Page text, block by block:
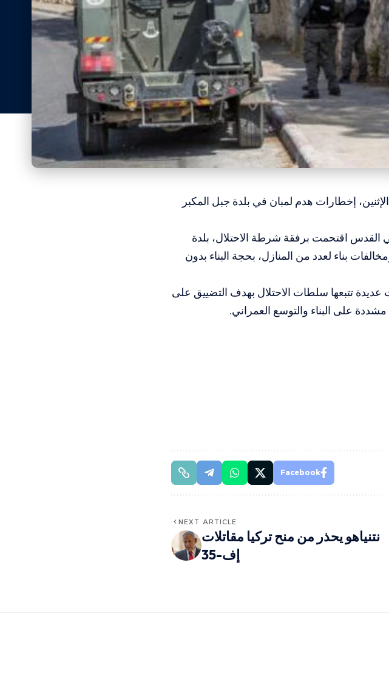
إخطارات هدم لمبان في بلدة جبل المكبر
القدس اقتحمت برفقة شرطة الاحتلال، بلدة
بناء لعدد من المنازل، بحجة البناء بدون
عديدة تتبعها سلطات الاحتلال بهدف التضييق على
على البناء والتوسع العمراني.
Facebook
NEXT ARTICLE
نتنياهو يحذر من منح تركيا مقاتلات
إف-35